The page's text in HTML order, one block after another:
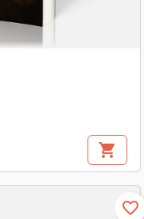
shopping_cart
favorite_border